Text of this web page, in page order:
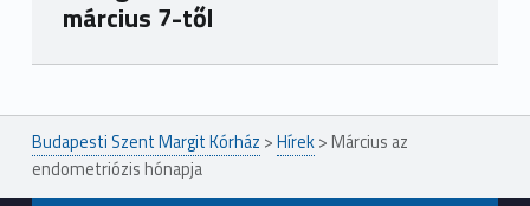
március 7-től
Ugrás a főmenühöz
Budapesti Szent Margit Kórház >Hírek> Március az
endometriózis hónapja